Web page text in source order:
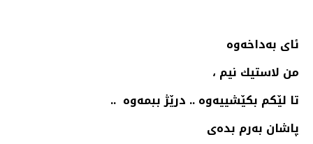
ئای بەداخەوە
من لاستیك نیم ،
تا لێكم بكێشییەوە .. درێژ ببمەوە ..
پاشان به‌رم بده‌ی